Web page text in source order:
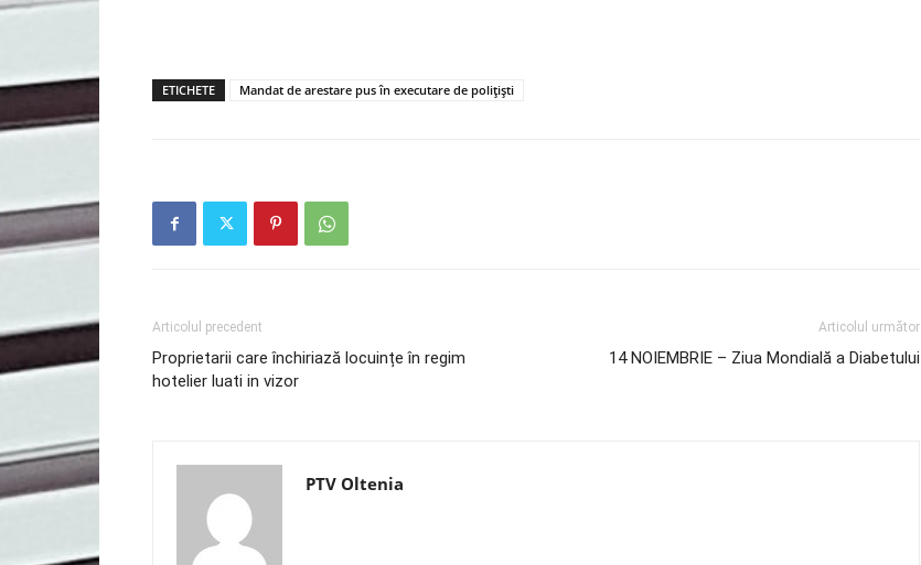
ETICHETE Mandat de arestare pus în executare de polițiști
Articolul precedent
Proprietarii care închiriază locuințe în regim
hotelier luati in vizor
Articolul următor
14 NOIEMBRIE – Ziua Mondială a Diabetului
PTV Oltenia